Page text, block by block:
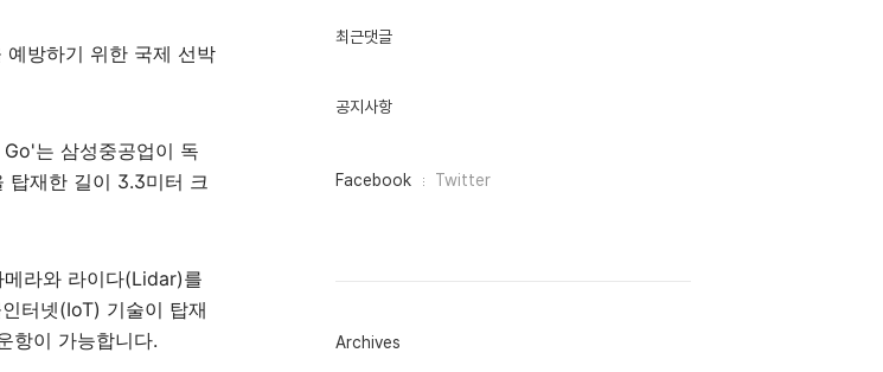
예방하기 위한 국제 선박
는 삼성중공업이 독
재한 길이 3.3미터 크
라와 라이다(Lidar)를
터넷(IoT) 기술이 탑재
항이 가능합니다.
인
최근댓글
공지사항
페
그
Facebook Twitter
Archives